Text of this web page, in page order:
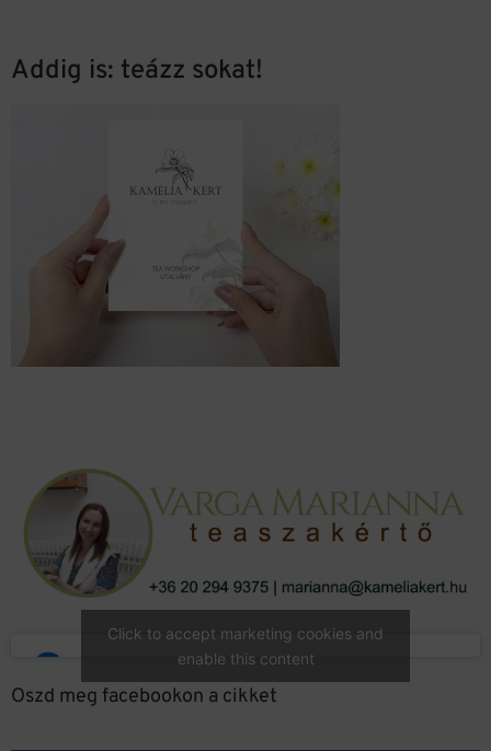
Addig is: teázz sokat!
Click to accept marketing cookies and
enable this content
Oszd meg facebookon a cikket